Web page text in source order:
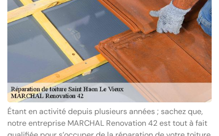
Étant en activité depuis plusieurs années ; sachez que,
notre entreprise MARCHAL Renovation 42 est tout à fait